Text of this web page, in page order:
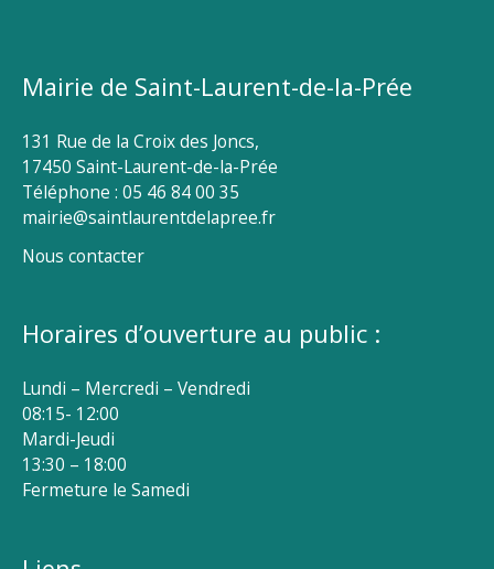
Mairie de Saint-Laurent-de-la-Prée
131 Rue de la Croix des Joncs,
17450 Saint-Laurent-de-la-Prée
Téléphone : 05 46 84 00 35
mairie@saintlaurentdelapree.fr
Nous contacter
Horaires d’ouverture au public :
Lundi – Mercredi – Vendredi
08:15- 12:00
Mardi-Jeudi
13:30 – 18:00
Fermeture le Samedi